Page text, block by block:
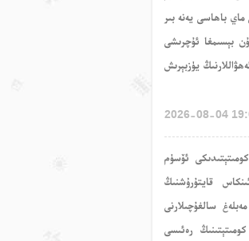
باھاسى يەنە بىر
بېسىمغا ئۇچرىشى
يۈزبېرىش
2026-08-04
ئۆسۈم
قايتۇرۇشنىڭ
سالغۇچىلارنى
رەئىسى